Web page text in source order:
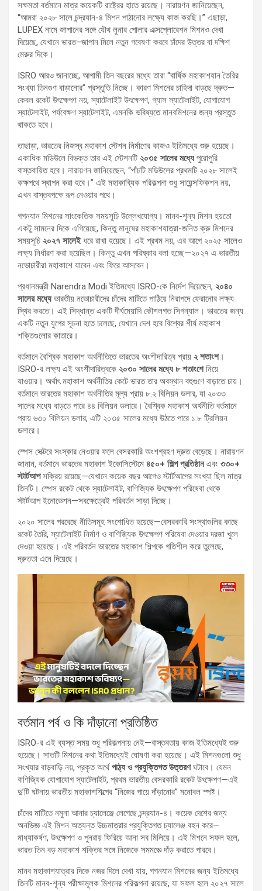
সক্ষমতা বর্তমানে মাত্র কয়েকটি রাষ্ট্রের হাতে রয়েছে। নারায়ণন জানিয়েছেন,
“আমরা ২০২৮ সালে চন্দ্রযান-৪ মিশন পাঠানোর লক্ষ্যে কাজ করছি।” এছাড়া,
LUPEX নামে জাপানের সঙ্গে যৌথ লুনার পোলার এক্সপ্লোরেশন মিশনও দেখা
দিয়েছে, যেখানে ভারত–জাপান মিলে নতুন গবেষণা করবে চাঁদের উত্তর বা দক্ষিণ
মেরুর দিকে।
ISRO আরও জানাচ্ছে, আগামী তিন বছরের মধ্যে তারা “বার্ষিক মহাকাশযান তৈরির
সংখ্যা তিনগুণ বাড়ানোর” প্রস্তুতি নিচ্ছে। কারণ মিশনের চাহিদা বাড়ছে দ্রুত—
কেবল রকেট উৎক্ষেপণ নয়, স্যাটেলাইট উৎক্ষেপণ, গ্যাস স্যাটেলাইট, যোগাযোগ
স্যাটেলাইট, পর্যবেক্ষণ স্যাটেলাইট, এমনকি ভবিষ্যতে মানবমিশনের জন্য প্রস্তুত
থাকতে হবে।
তাছাড়া, ভারতের নিজস্ব মহাকাশ স্টেশন নির্মাণের কাজও ইতিমধ্যে শুরু হয়েছে।
একাধিক মডিউলে বিভক্ত তার এই স্টেশনটি ২০৩৫ সালের মধ্যে পুরোপুরি
বাস্তবায়িত হবে। নারায়ণন জানিয়েছেন, “পাঁচটি মডিউলের প্রথমটি ২০২৮ সালেই
কক্ষপথে স্থাপন করা হবে।” এই মহাকাব্যিক পরিকল্পনা শুধু সায়েন্সফিকশন নয়,
এখন বাস্তবপক্ষে রূপ নেওয়ার পথে।
গগনযান মিশনের সাংকেতিক সময়সূচি উল্লেখযোগ্য। মানব-শূন্য মিশন হয়তো
একটু সামনের দিকে এগিয়েছে, কিন্তু মানুষের মহাকাশযাত্রা-জনিত ক্রু মিশনের
সময়সূচি ২০২৭ সালেইধরে রাখা হয়েছে। এই প্রথম নয়, এর আগে ২০২৫ সালেও
লক্ষ্য নির্ধারণ করা হয়েছিল। কিন্তু এখন পরিষ্কার বলা হচ্ছে—২০২৭ এ ভারতীয়
নভোচারীরা মহাকাশে যাবেন এবং ফিরে আসবেন।
প্রধানমন্ত্রী Narendra Modi ইতিমধ্যে ISRO-কে নির্দেশ দিয়েছেন, ২০৪০
সালের মধ্যে ভারতীয় নভোচারীদের চাঁদের মাটিতে পাঠিয়ে নিরাপদে ফেরানোর লক্ষ্য
স্থির করতে। এই সিদ্ধান্ত একটি দীর্ঘমেয়াদি কৌশলগত সিগন্যাল। ভারতের জন্য
একটি নতুন যুগের সূচনা হতে চলেছে, যেখানে দেশ হবে বিশ্বের শীর্ষ মহাকাশ
শক্তিগুলোর কাতারে।
বর্তমানে বৈশ্বিক মহাকাশ অর্থনীতিতে ভারতের অংশীদারিত্ব প্রায় ২ শতাংশ।
ISRO-র লক্ষ্য এই অংশীদারিত্বকে ২০৩০ সালের মধ্যে ৮ শতাংশেনিয়ে
যাওয়ার। অর্থাৎ মহাকাশ অর্থনীতির কেটে ভারত তার অবস্থান বহুগুণে বাড়াতে চায়।
বর্তমানে ভারতের মহাকাশ অর্থনীতির মূল্য প্রায় ৮.২ বিলিয়ন ডলার, যা ২০৩৩
সালের মধ্যে বাড়তে পারে ৪৪ বিলিয়ন ডলারে। বৈশ্বিক মহাকাশ অর্থনীতি বর্তমানে
প্রায় ৬৩০ বিলিয়ন ডলার; এটি ২০৩৫ সালের মধ্যে উঠতে পারে ১.৮ ট্রিলিয়ন
ডলারে।
স্পেস সেক্টরে সংস্কার নেওয়ার ফলে বেসরকারি অংশগ্রহণ দ্রুত বেড়েছে। নারায়ণন
জানান, বর্তমানে ভারতের মহাকাশ ইকোসিস্টেমে ৪৫০+ শিল্প প্রতিষ্ঠানএবং ৩৩০+
স্টার্টআপসক্রিয় রয়েছে—যেখানে কয়েক বছর আগেও স্টার্টআপের সংখ্যা ছিল মাত্র
তিনটি। স্পেস রকেট থেকে স্যাটেলাইট, বাণিজ্যিক উৎক্ষেপণ পরিষেবা থেকে
স্টার্টআপ ইনোভেশন—সবক্ষেত্রেই পরিবর্তন সাড়া দিচ্ছে।
২০২০ সালের পরবেছে নীতিসমূহ সংশোধিত হয়েছে—বেসরকারি সংস্থাগুলির কাছে
রকেট তৈরি, স্যাটেলাইট নির্মাণ ও বাণিজ্যিক উৎক্ষেপণ পরিষেবা দেওয়ার দরজা খুলে
দেওয়া হয়েছে। এই পরিবর্তন ভারতের মহাকাশ শিল্পকে গতিশীল করে তুলেছে,
দ্রুততা এনে দিয়েছে।
বর্তমান পর্ব ও কি দাঁড়ানো প্রতিষ্ঠিত
ISRO-র এই ব্যস্ত সময় শুধু পরিকল্পনায় নেই—বাস্তবতায় কাজ ইতিমধ্যেই শুরু
হয়েছে। সাতটি মিশনের কথা ইতিমধ্যেই ঘোষণা করা হয়েছে। এই মিশনগুলো শুধু
সংখ্যার বাড়বাড়ি নয়, প্রকৃত অর্থেপাঠ্য ও প্রযুক্তিগত উত্তরণঘটাবে। যেমন
বাণিজ্যিক যোগাযোগ স্যাটেলাইট, প্রথম ভারতীয় বেসরকারি রকেট উৎক্ষেপণ—এই
দু’টি ঘটনায় ভারতীয় মহাকাশশিল্পের “নিজের পায়ে দাঁড়ানোর” মনোবল স্পষ্ট।
চাঁদের মাটিতে নমুনা আনার চ্যালেঞ্জে লেগেছে চন্দ্রযান-৪। কয়েক দেশের জন্য
অনভিজ্ঞ এই মিশন অত্যন্ত উচ্চমাত্রার প্রযুক্তিগত চ্যালেঞ্জ বহন করে—
মাধ্যাকর্ষণ, উৎক্ষেপণ ও পুনরায় ফিরিয়ে আনা সব মিলিয়ে। এই মিশনে সফল হলে,
ভারত তিন বড় মহাকাশ শক্তির সঙ্গে নিজেকে সমমঞ্চে দাঁড় করাতে পারবে।
মানব মহাকাশযাত্রার দিকে নজর দিলে দেখা যায়, গগনযান মিশনের জন্য ইতিমধ্যে
তিনটি মানব-শূন্য পরীক্ষামূলক মিশনের পরিকল্পনা রয়েছে, যা সফল হলে ২০২৭ সালে